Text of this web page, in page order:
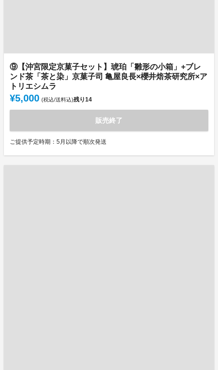
⑨【沖宮限定京菓子セット】琥珀「雛形の小箱」+ブレ
ンド茶「茶と染」京菓子司 亀屋良長×櫻井焙茶研究所×ア
トリエシムラ
¥5,000 (税込/送料込)残り14
販売終了
ご提供予定時期：5月以降で順次発送